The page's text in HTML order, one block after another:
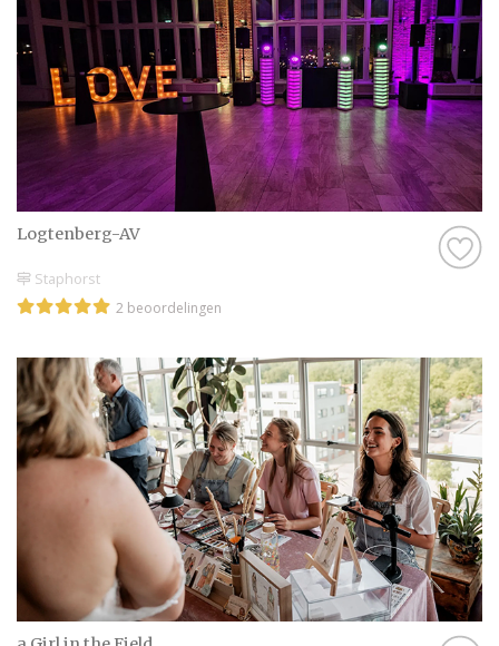
Logtenberg-AV
Staphorst
2 beoordelingen